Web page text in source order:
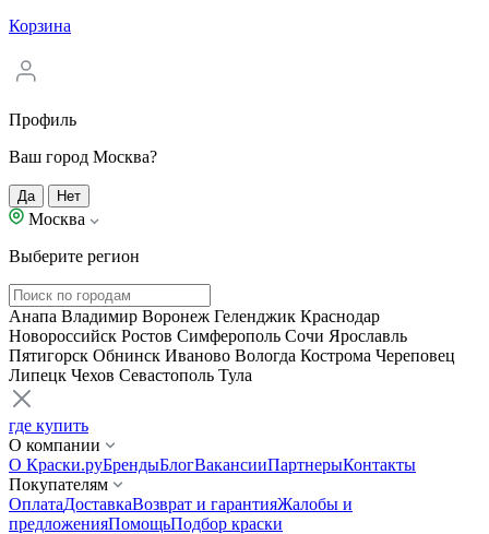
Корзина
Профиль
Ваш город Москва?
Да Нет
Москва
Выберите регион
Анапа Владимир Воронеж Геленджик Краснодар
Новороссийск Ростов Симферополь Сочи Ярославль
Пятигорск Обнинск Иваново Вологда Кострома Череповец
Липецк Чехов Севастополь Тула
где купить
О компании
О Краски.руБрендыБлогВакансииПартнерыКонтакты
Покупателям
ОплатаДоставкаВозврат и гарантияЖалобы и
предложенияПомощьПодбор краски